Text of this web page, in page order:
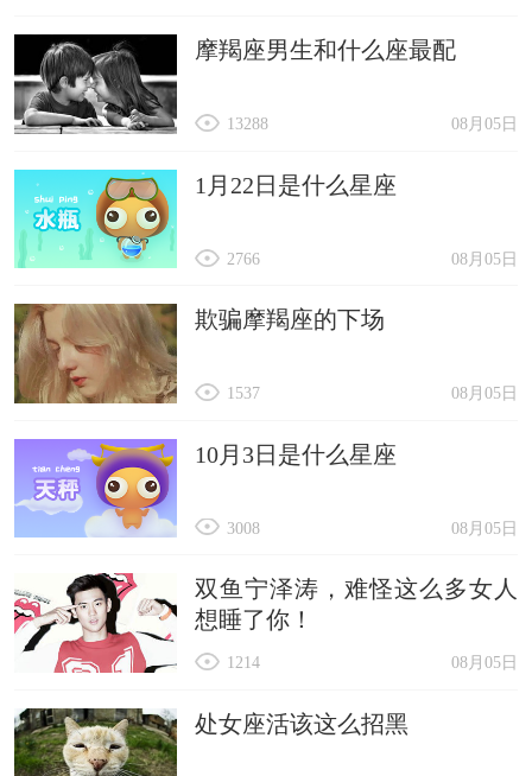
摩羯座男生和什么座最配
08月05日
13288
1月22日是什么星座
08月05日
2766
欺骗摩羯座的下场
08月05日
1537
10月3日是什么星座
08月05日
3008
双鱼宁泽涛，难怪这么多女人
想睡了你！
08月05日
1214
处女座活该这么招黑